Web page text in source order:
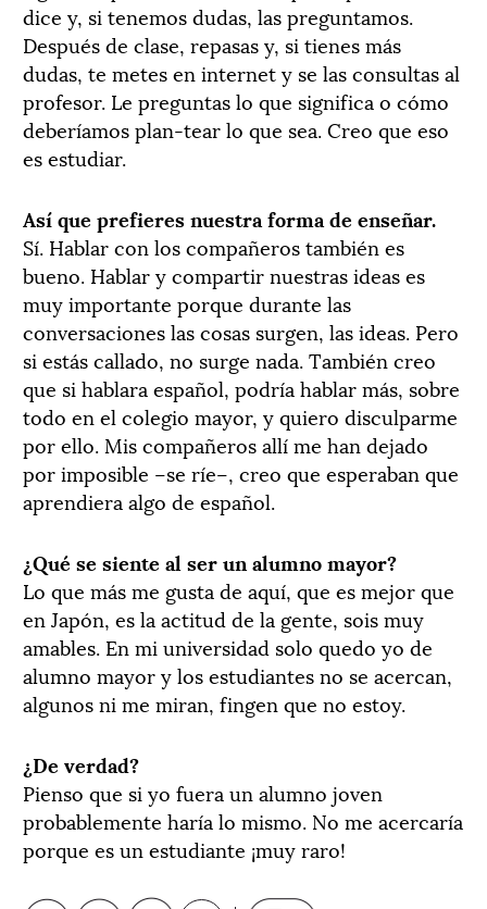
dice y, si tenemos dudas, las preguntamos.
Después de clase, repasas y, si tienes más
dudas, te metes en internet y se las consultas al
profesor. Le preguntas lo que significa o cómo
deberíamos plan-tear lo que sea. Creo que eso
es estudiar.
Así que prefieres nuestra forma de enseñar.
Sí. Hablar con los compañeros también es
bueno. Hablar y compartir nuestras ideas es
muy importante porque durante las
conversaciones las cosas surgen, las ideas. Pero
si estás callado, no surge nada. También creo
que si hablara español, podría hablar más, sobre
todo en el colegio mayor, y quiero disculparme
por ello. Mis compañeros allí me han dejado
por imposible –se ríe–, creo que esperaban que
aprendiera algo de español.
¿Qué se siente al ser un alumno mayor?
Lo que más me gusta de aquí, que es mejor que
en Japón, es la actitud de la gente, sois muy
amables. En mi universidad solo quedo yo de
alumno mayor y los estudiantes no se acercan,
algunos ni me miran, fingen que no estoy.
¿De verdad?
Pienso que si yo fuera un alumno joven
probablemente haría lo mismo. No me acercaría
porque es un estudiante ¡muy raro!